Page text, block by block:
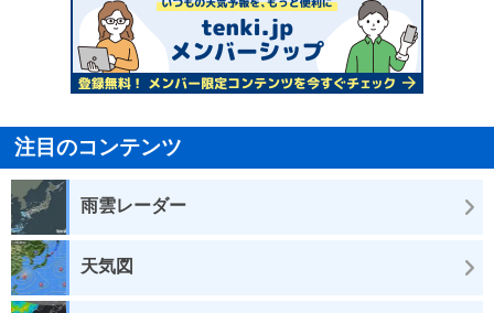
注目のコンテンツ
雨雲レーダー
天気図